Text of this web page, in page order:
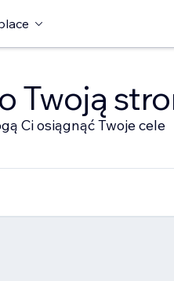
Twoją
Ci osiągnąć Twoje cele